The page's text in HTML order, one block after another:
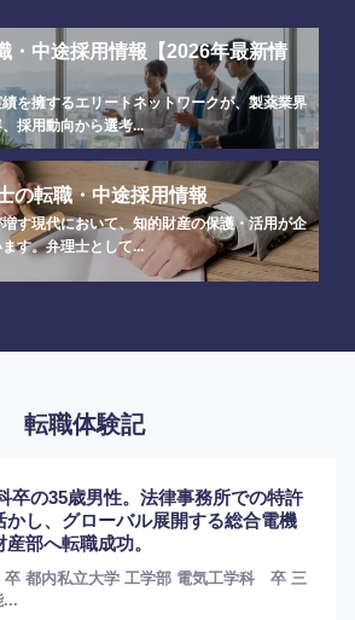
・中途採用情報【2026年最新情
を擁するエリートネットワークが、製薬業界
採用動向から選考...
の転職・中途採用情報
す現代において、知的財産の保護・活用が企
す。弁理士として...
転職体験記
卒の35歳男性。法律事務所での特許
かし、グローバル展開する総合電機
部へ転職成功。
都内私立大学 工学部 電気工学科 卒 三
...